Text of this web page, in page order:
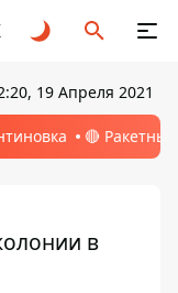
19 Апреля 2021
🔴
в